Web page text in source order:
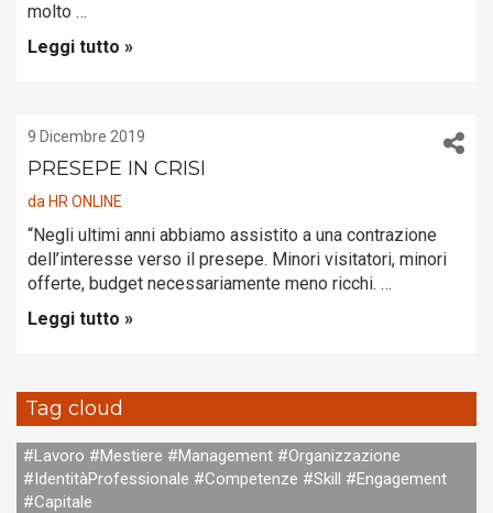
molto …
Leggi tutto »
9 Dicembre 2019
PRESEPE IN CRISI
da HR ONLINE
“Negli ultimi anni abbiamo assistito a una contrazione
dell’interesse verso il presepe. Minori visitatori, minori
offerte, budget necessariamente meno ricchi. …
Leggi tutto »
Tag cloud
#Lavoro #Mestiere #Management #Organizzazione
#IdentitàProfessionale #Competenze #Skill #Engagement
#Capitale